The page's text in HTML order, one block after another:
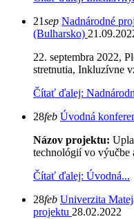
21sep Nadnárodné
(Bulharsko)
22. septembra 2022,
stretnutia, Inkluzívne
Čítať ďalej:
28feb Úvodná
Názov projektu:
technológií vo výučbe
Čítať ďalej: Úvodná...
28feb Univerzita
projektu 28.02.2022